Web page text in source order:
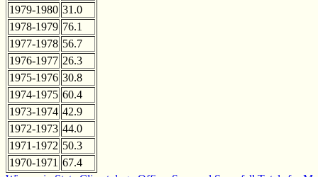
1979-1980 31.0
1978-1979 76.1
1977-1978 56.7
1976-1977 26.3
1975-1976 30.8
1974-1975 60.4
1973-1974 42.9
1972-1973 44.0
1971-1972 50.3
1970-1971 67.4